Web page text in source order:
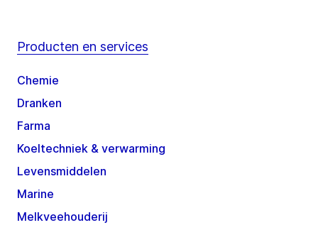
Producten en services
Chemie
Dranken
Farma
Koeltechniek & verwarming
Levensmiddelen
Marine
Melkveehouderij